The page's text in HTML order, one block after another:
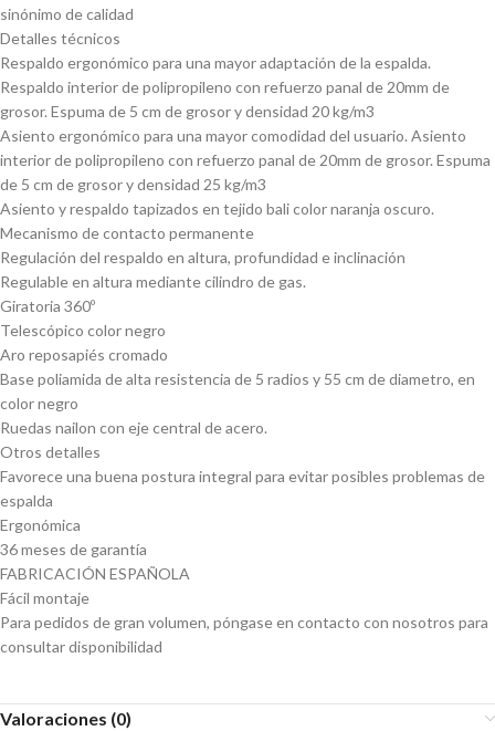
sinónimo de calidad
Detalles técnicos
Respaldo ergonómico para una mayor adaptación de la espalda.
Respaldo interior de polipropileno con refuerzo panal de 20mm de
grosor. Espuma de 5 cm de grosor y densidad 20 kg/m3
Asiento ergonómico para una mayor comodidad del usuario. Asiento
interior de polipropileno con refuerzo panal de 20mm de grosor. Espuma
de 5 cm de grosor y densidad 25 kg/m3
Asiento y respaldo tapizados en tejido bali color naranja oscuro.
Mecanismo de contacto permanente
Regulación del respaldo en altura, profundidad e inclinación
Regulable en altura mediante cilindro de gas.
Giratoria 360º
Telescópico color negro
Aro reposapiés cromado
Base poliamida de alta resistencia de 5 radios y 55 cm de diametro, en
color negro
Ruedas nailon con eje central de acero.
Otros detalles
Favorece una buena postura integral para evitar posibles problemas de
espalda
Ergonómica
36 meses de garantía
FABRICACIÓN ESPAÑOLA
Fácil montaje
Para pedidos de gran volumen, póngase en contacto con nosotros para
consultar disponibilidad
Valoraciones (0)